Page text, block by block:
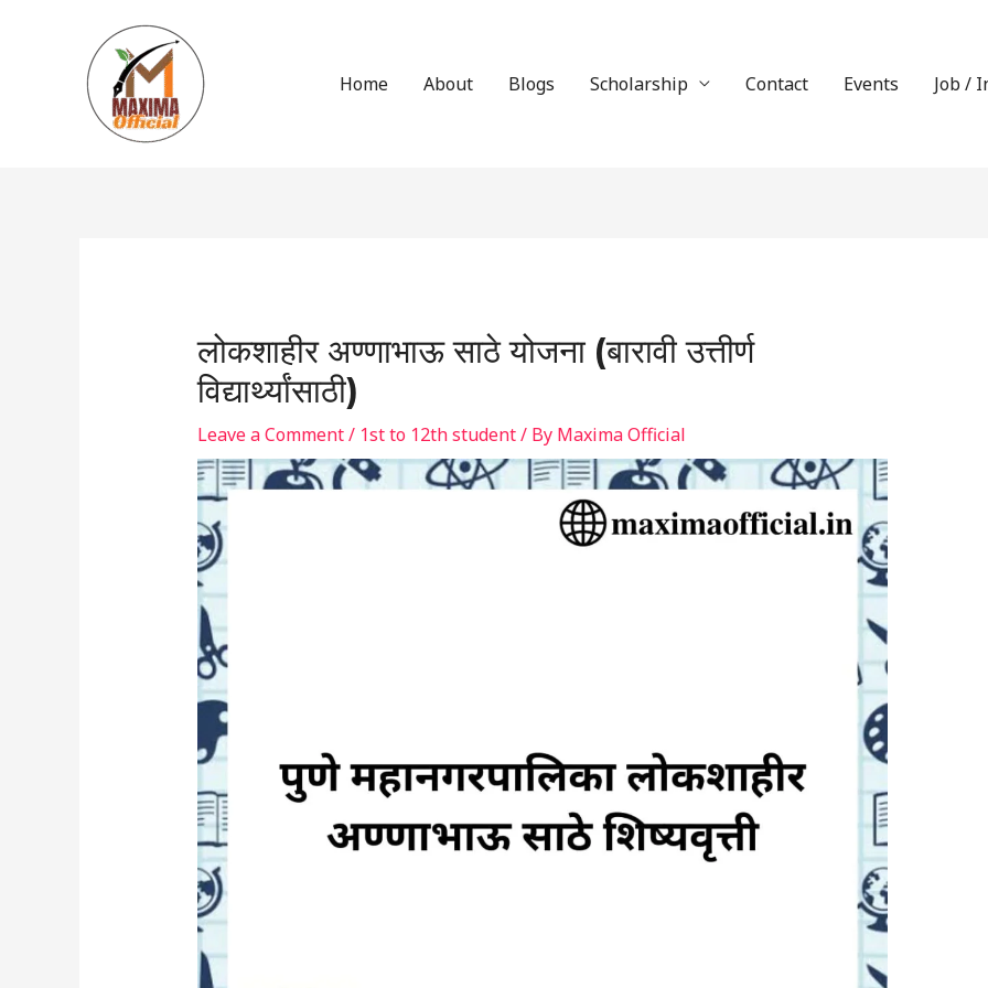
Home About Blogs Scholarship Contact Events Job /
लोकशाहीर अण्णाभाऊ साठे योजना (बारावी उत्तीर्ण
विद्यार्थ्यांसाठी)
Leave a Comment/ 1st to 12th student/ By Maxima Official